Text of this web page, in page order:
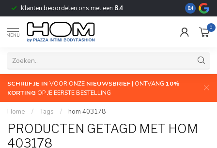
Klanten beoordelen ons met een 8.4 De
8.4
MENU
0
SCHRIJF JE IN VOOR ONZE NIEUWSBRIEF| ONTVANG 10%
KORTING OP JE EERSTE BESTELLING
Home / Tags / hom 403178
PRODUCTEN GETAGD MET HOM
403178